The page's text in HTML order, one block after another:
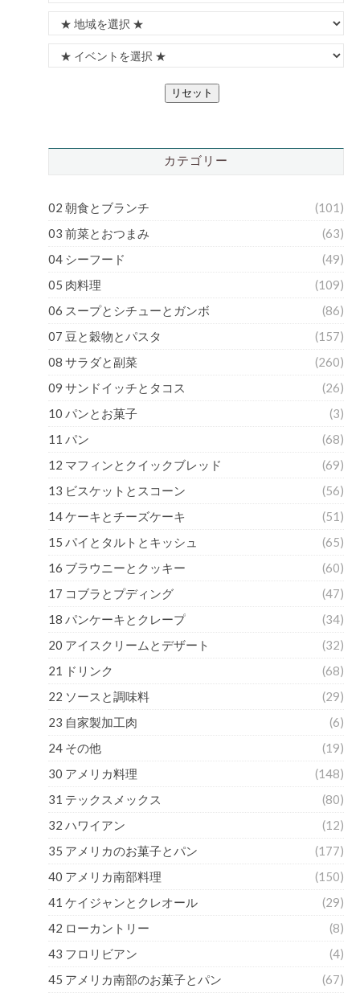
リセット
カテゴリー
02 朝食とブランチ
(101)
03 前菜とおつまみ
(63)
04 シーフード
(49)
05 肉料理
(109)
06 スープとシチューとガンボ
(86)
07 豆と穀物とパスタ
(157)
08 サラダと副菜
(260)
09 サンドイッチとタコス
(26)
10 パンとお菓子
(3)
11 パン
(68)
12 マフィンとクイックブレッド
(69)
13 ビスケットとスコーン
(56)
14 ケーキとチーズケーキ
(51)
15 パイとタルトとキッシュ
(65)
16 ブラウニーとクッキー
(60)
17 コブラとプディング
(47)
18 パンケーキとクレープ
(34)
20 アイスクリームとデザート
(32)
21 ドリンク
(68)
22 ソースと調味料
(29)
23 自家製加工肉
(6)
24 その他
(19)
30 アメリカ料理
(148)
31 テックスメックス
(80)
32 ハワイアン
(12)
35 アメリカのお菓子とパン
(177)
40 アメリカ南部料理
(150)
41 ケイジャンとクレオール
(29)
42 ローカントリー
(8)
43 フロリビアン
(4)
45 アメリカ南部のお菓子とパン
(67)